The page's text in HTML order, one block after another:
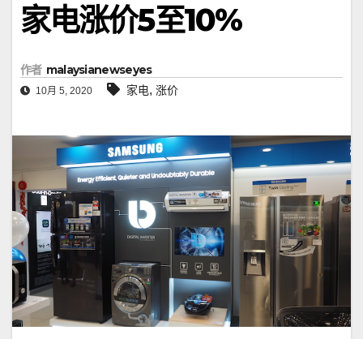
家电涨价5至10%
作者 malaysianewseyes
10月 5, 2020 家电, 涨价